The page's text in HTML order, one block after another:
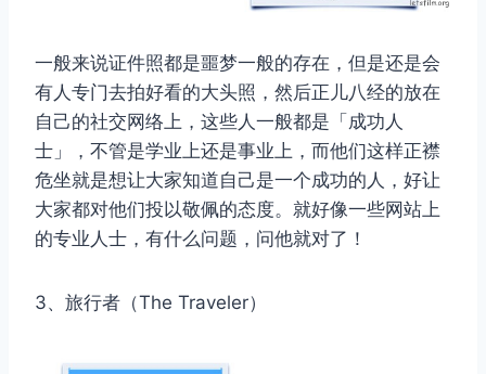
一般来说证件照都是噩梦一般的存在，但是还是会
有人专门去拍好看的大头照，然后正儿八经的放在
自己的社交网络上，这些人一般都是「成功人
士」，不管是学业上还是事业上，而他们这样正襟
危坐就是想让大家知道自己是一个成功的人，好让
大家都对他们投以敬佩的态度。就好像一些网站上
的专业人士，有什么问题，问他就对了！
3、旅行者（The Traveler）